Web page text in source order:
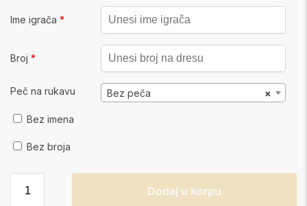
Ime igrača *
Broj *
Peč na rukavu ×
Bez peča
Bez imena
Bez broja
Dodaj u korpu